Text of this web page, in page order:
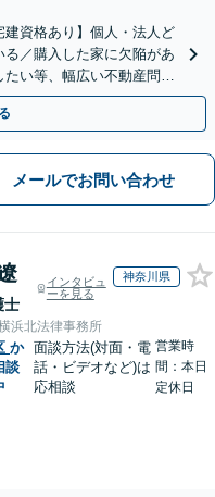
建資格あり】個人・法人ど
／購入した家に欠陥があ
い等、幅広い不動産問題
尽力します
メールでお問い合わせ
士
インタビュ
ーを見る
神奈川県
浜北法律事務所
か
談
面談方法(対面・電
話・ビデオなど)は
応相談
営業時
間：本日
定休日